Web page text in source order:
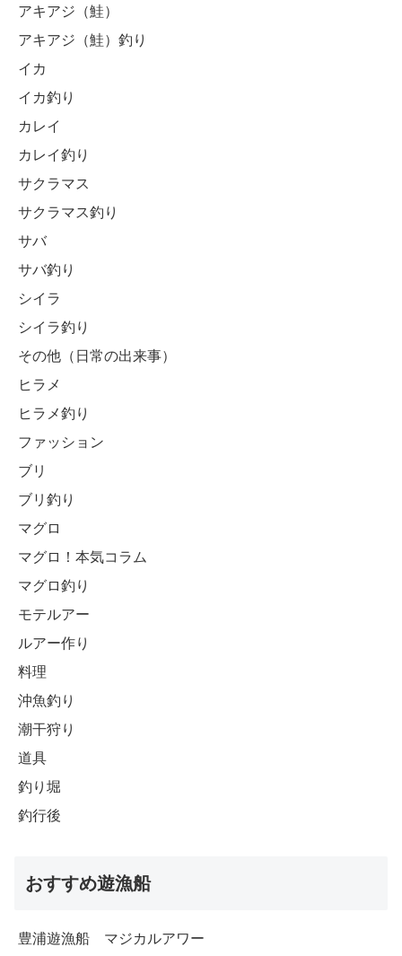
アキアジ（鮭）
アキアジ（鮭）釣り
イカ
イカ釣り
カレイ
カレイ釣り
サクラマス
サクラマス釣り
サバ
サバ釣り
シイラ
シイラ釣り
その他（日常の出来事）
ヒラメ
ヒラメ釣り
ファッション
ブリ
ブリ釣り
マグロ
マグロ！本気コラム
マグロ釣り
モテルアー
ルアー作り
料理
沖魚釣り
潮干狩り
道具
釣り堀
釣行後
おすすめ遊漁船
豊浦遊漁船 マジカルアワー